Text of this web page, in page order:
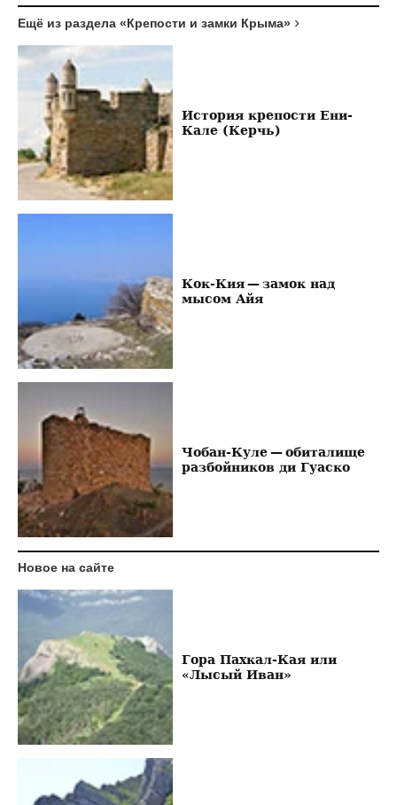
Ещё из раздела «Крепости и замки Крыма»
История крепости Ени-
Кале (Керчь)
Кок-Кия — замок над
мысом Айя
Чобан-Куле — обиталище
разбойников ди Гуаско
Новое на сайте
Гора Пахкал-Кая или
«Лысый Иван»